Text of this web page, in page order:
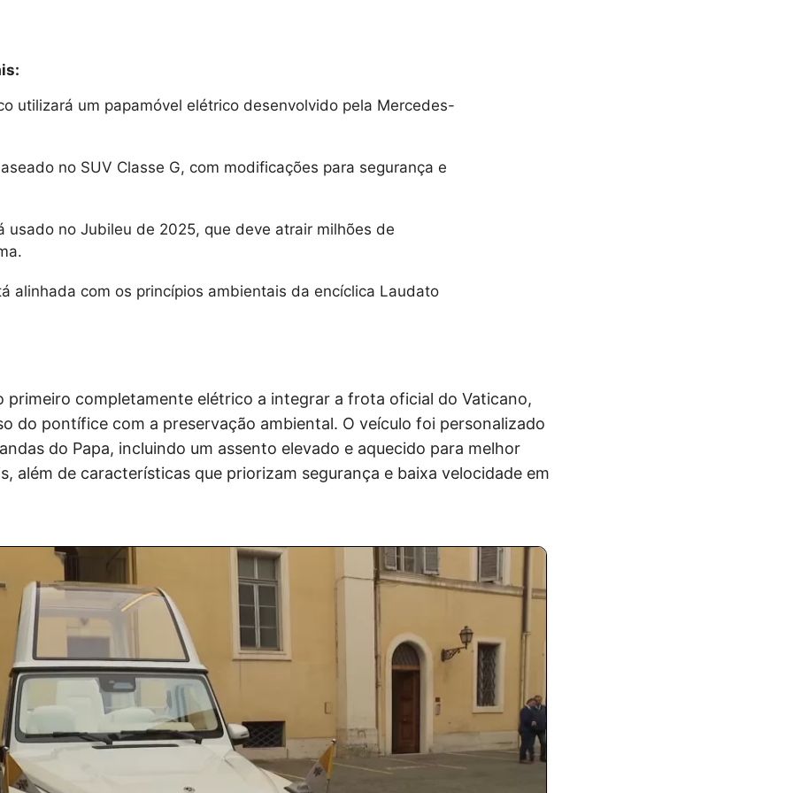
utilizará um papamóvel elétrico desenvolvido pela Mercedes-
no SUV Classe G, com modificações para segurança e
usado no Jubileu de 2025, que deve atrair milhões de
alinhada com os princípios ambientais da encíclica Laudato
primeiro completamente elétrico a integrar a frota oficial do Vaticano,
do pontífice com a preservação ambiental. O veículo foi personalizado
do Papa, incluindo um assento elevado e aquecido para melhor
além de características que priorizam segurança e baixa velocidade em